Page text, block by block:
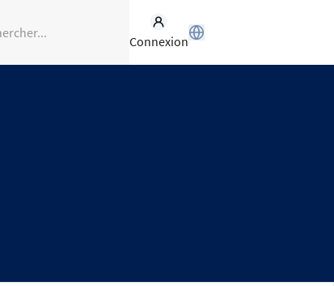
Connexion